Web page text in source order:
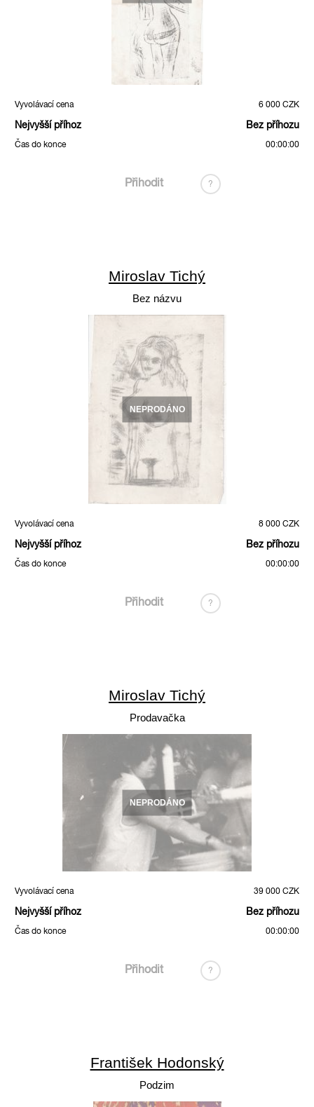
Vyvolávací cena 6 000 CZK
Nejvyšší příhoz Bez příhozu
Čas do konce 00:00:00
Přihodit ?
Miroslav Tichý
Bez názvu
NEPRODÁNO
Vyvolávací cena 8 000 CZK
Nejvyšší příhoz Bez příhozu
Čas do konce 00:00:00
Přihodit ?
Miroslav Tichý
Prodavačka
NEPRODÁNO
Vyvolávací cena 39 000 CZK
Nejvyšší příhoz Bez příhozu
Čas do konce 00:00:00
Přihodit ?
František Hodonský
Podzim